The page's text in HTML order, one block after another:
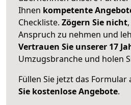
Ihnen kompetente
Checkliste. Zögern Sie nicht
Anspruch zu nehmen und
Vertrauen Sie unserer 17
Umzugsbranche und holen
Füllen Sie jetzt das Formular
Sie kostenlose Angebote.